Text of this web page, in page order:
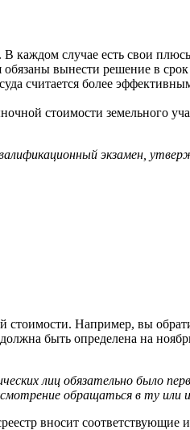
В каждом случае есть свои
вынести решение в
считается более
стоимости земельного
экзамен,
стоимости. Например, вы
быть определена на
лиц обязательно было
обращаться в ту
вносит соответствующие